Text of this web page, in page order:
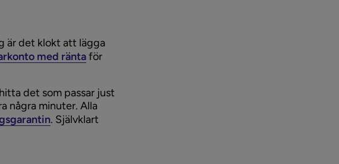
är det klokt att lägga
med räntaför
det som passar just
några minuter. Alla
. Självklart